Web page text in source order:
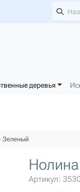
деревья
Зеленый
Артикул: 3530